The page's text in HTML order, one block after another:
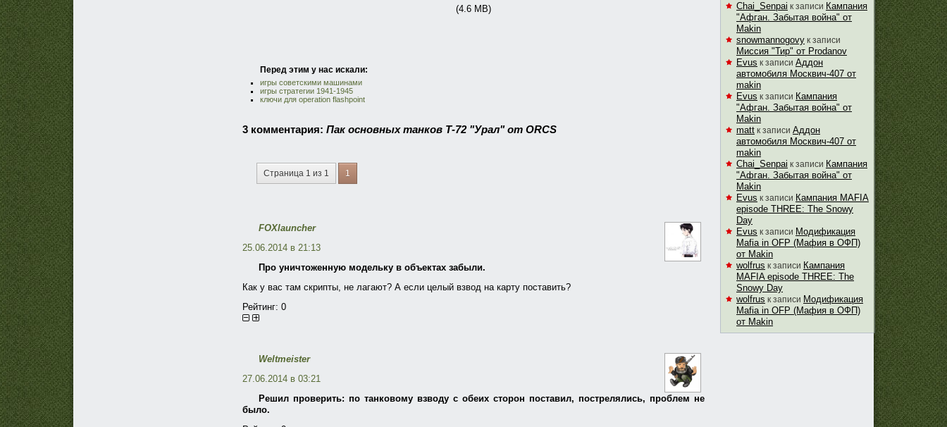
(4.6 MB)
Перед этим у нас искали:
игры советскими машинами
игры стратегии 1941-1945
ключи для operation flashpoint
3 комментария: Пак основных танков Т-72 "Урал" от ORCS
Страница 1 из 1 1
FOXlauncher
25.06.2014 в 21:13
Про уничтоженную модельку в объектах забыли.
Как у вас там скрипты, не лагают? А если целый взвод на карту поставить?
Рейтинг: 0
Weltmeister
27.06.2014 в 03:21
Решил проверить: по танковому взводу с обеих сторон поставил, пострелялись, проблем не
было.
Chai_Senpai к записи Кампания
"Афган. Забытая война" от
Makin
snowmannogovy к записи
Миссия "Тир" от Prodanov
Evus к записи Аддон
автомобиля Москвич-407 от
makin
Evus к записи Кампания
"Афган. Забытая война" от
Makin
matt к записи Аддон
автомобиля Москвич-407 от
makin
Chai_Senpai к записи Кампания
"Афган. Забытая война" от
Makin
Evus к записи Кампания MAFIA
episode THREE: The Snowy
Day
Evus к записи Модификация
Mafia in OFP (Мафия в ОФП)
от Makin
wolfrus к записи Кампания
MAFIA episode THREE: The
Snowy Day
wolfrus к записи Модификация
Mafia in OFP (Мафия в ОФП)
от Makin